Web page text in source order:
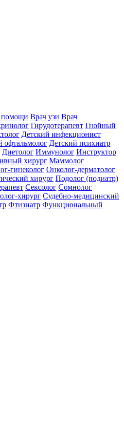
помощи Врач узи Врач
Гирудотерапевт Гнойный
Детский инфекционист
офтальмолог Детский психиатр
Диетолог Иммунолог Инструктор
хирург Маммолог
гинеколог Онколог-дерматолог
хирург Подолог (подиатр)
Сексолог Сомнолог
хирург Судебно-медицинский
Фтизиатр Функциональный